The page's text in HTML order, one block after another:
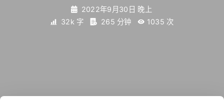
2022年9月30日 晚上
32k 字
265 分钟 1035 次